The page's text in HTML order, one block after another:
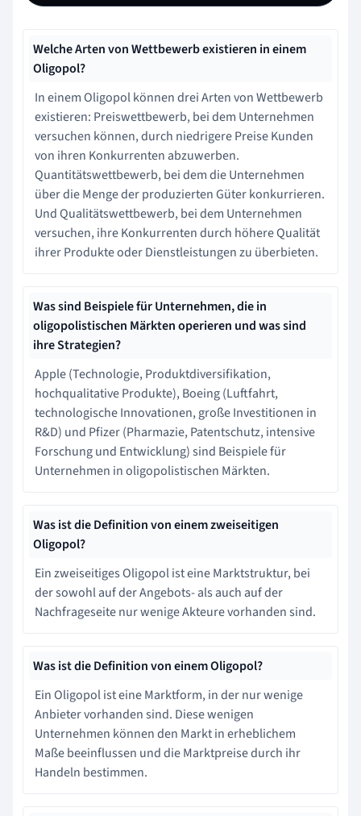
Welche Arten von Wettbewerb existieren in einem
Oligopol?
In einem Oligopol können drei Arten von Wettbewerb
existieren: Preiswettbewerb, bei dem Unternehmen
versuchen können, durch niedrigere Preise Kunden
von ihren Konkurrenten abzuwerben.
Quantitätswettbewerb, bei dem die Unternehmen
über die Menge der produzierten Güter konkurrieren.
Und Qualitätswettbewerb, bei dem Unternehmen
versuchen, ihre Konkurrenten durch höhere Qualität
ihrer Produkte oder Dienstleistungen zu überbieten.
Was sind Beispiele für Unternehmen, die in
oligopolistischen Märkten operieren und was sind
ihre Strategien?
Apple (Technologie, Produktdiversifikation,
hochqualitative Produkte), Boeing (Luftfahrt,
technologische Innovationen, große Investitionen in
R&D) und Pfizer (Pharmazie, Patentschutz, intensive
Forschung und Entwicklung) sind Beispiele für
Unternehmen in oligopolistischen Märkten.
Was ist die Definition von einem zweiseitigen
Oligopol?
Ein zweiseitiges Oligopol ist eine Marktstruktur, bei
der sowohl auf der Angebots- als auch auf der
Nachfrageseite nur wenige Akteure vorhanden sind.
Was ist die Definition von einem Oligopol?
Ein Oligopol ist eine Marktform, in der nur wenige
Anbieter vorhanden sind. Diese wenigen
Unternehmen können den Markt in erheblichem
Maße beeinflussen und die Marktpreise durch ihr
Handeln bestimmen.